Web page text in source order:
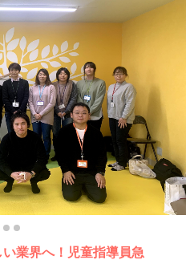
業界へ！児童指導員急